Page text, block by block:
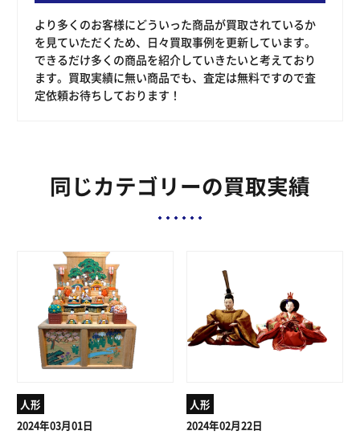
より多くのお客様にどういった商品が買取されているか
を見ていただくため、日々買取事例を更新しています。
できるだけ多くの商品を紹介していきたいと考えており
ます。買取実績に無い商品でも、査定は無料ですので査
定依頼お待ちしております！
同じカテゴリーの買取実績
人形
2024年03月01日
人形
2024年02月22日